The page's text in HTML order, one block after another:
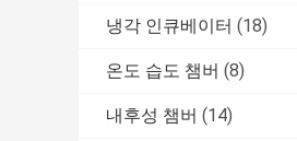
냉각 인큐베이터 (18)
온도 습도 챔버 (8)
내후성 챔버 (14)